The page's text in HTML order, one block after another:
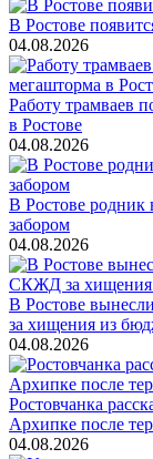
В Ростове
04.08.2026
Работу трамваев
в Ростове
04.08.2026
В Ростове родник
забором
04.08.2026
В Ростове
за хищения из
04.08.2026
Ростовчанка
Архипке после
04.08.2026